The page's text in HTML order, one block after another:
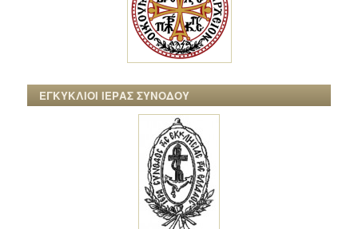
ΕΓΚΥΚΛΙΟΙ ΙΕΡΑΣ ΣΥΝΟΔΟΥ